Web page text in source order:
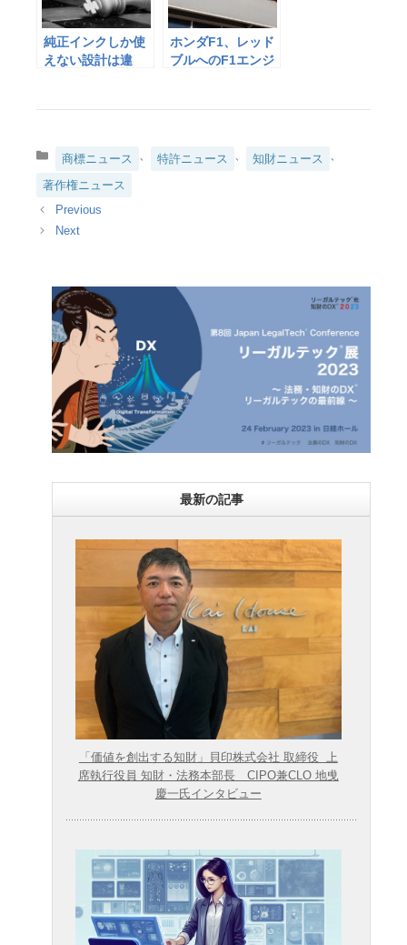
純正インクしか使
えない設計は違
ホンダF1、レッド
ブルへのF1エンジ
カ
ゴ
リ
ー
商標ニュース 、 特許ニュース 、 知財ニュース 、
著作権ニュース
最新の記事
「価値を創出する知財」貝印株式会社 取締役 上
席執行役員 知財・法務本部長 CIPO兼CLO 地曵
慶一氏インタビュー